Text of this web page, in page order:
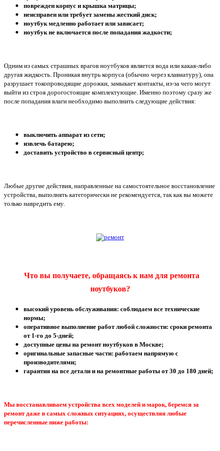
поврежден корпус и крышка матрицы;
неисправен или требует замены жесткий диск;
ноутбук медленно работает или зависает;
ноутбук не включается после попадания жадкости;
Одним из самых страшных врагов ноутбуков является вода или какая-либо
другая жидкость. Проникая внутрь корпуса (обычно через клавиатуру), она
разрушает токопроводящие дорожки, замыкает контакты, из-за чего могут
выйти из строя дорогостоящие комплектующие. Именно поэтому сразу же
после попадания влаги необходимо выполнить следующие действия:
выключить аппарат из сети;
извлечь батарею;
доставить устройство в сервисный центр;
Любые другие действия, направленные на самостоятельное восстановление
устройства, выполнять категорически не рекомендуется, так как вы можете
только навредить ему.
Что вы получаете, обращаясь к нам для ремонта
ноутбуков?
высокий уровень обслуживания: соблюдаем все технические
нормы;
оперативное выполнение работ любой сложности: сроки ремонта
от 1-го до 5-дней;
доступные цены на ремонт ноутбуков в Москве;
оригинальные запасные части: работаем напрямую с
производителями;
гарантия на все детали и на ремонтные работы от 30 до 180 дней;
Мы восстанавливаем устройства всех моделей и марок, беремся за
ремонт даже в самых сложных ситуациях, осуществляя любые
перечисленные ниже работы: